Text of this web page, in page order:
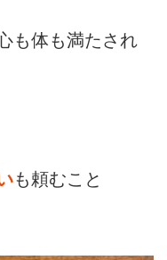
も体も満たされ
も頼むこと